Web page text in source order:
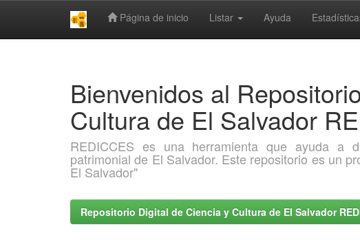
Página de inicio Listar Ayuda
Bienvenidos al
Cultura de El Salvador
REDICCES es una herramienta que ayuda a
patrimonial de El Salvador. Este repositorio es un
El Salvador"
Repositorio Digital de Ciencia y Cultura de El Salvador